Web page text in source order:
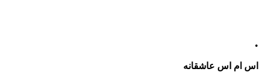
•
اس ام اس عاشقانه